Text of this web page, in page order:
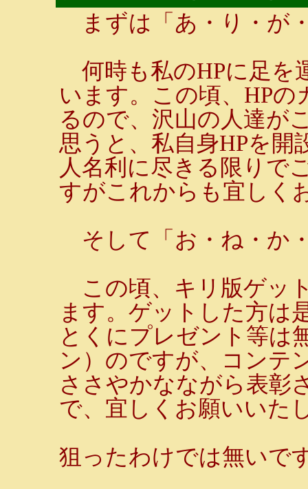
まずは「あ・り・が
何時も私のHPに足を
います。この頃、HP
るので、沢山の人達が
思うと、私自身HPを開
人名利に尽きる限りで
すがこれからも宜しく
そして「お・ね・か
この頃、キリ版ゲッ
ます。ゲットした方は
とくにプレゼント等は
ン）のですが、コンテ
ささやかなながら表彰
で、宜しくお願いいた
狙ったわけでは無いで